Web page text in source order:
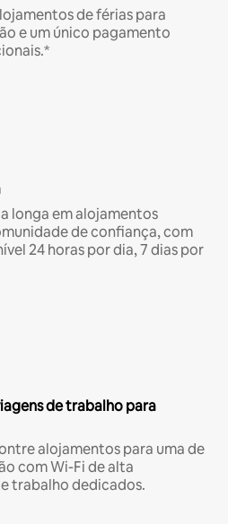
de férias para
e um único pagamento
longa em alojamentos
de confiança, com
24 horas por dia, 7 dias por
de trabalho para
alojamentos para uma de
com Wi-Fi de alta
trabalho dedicados.